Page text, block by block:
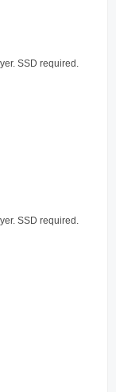
SSD required.
SSD required.